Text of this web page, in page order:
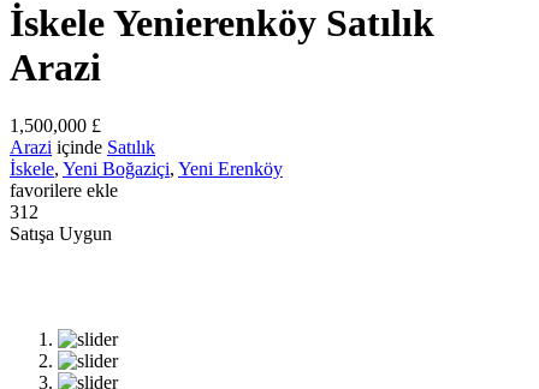
İskele Yenierenköy Satılık
Arazi
1,500,000 £
Arazi içinde Satılık
İskele, Yeni Boğaziçi, Yeni Erenköy
favorilere ekle
312
Satışa Uygun